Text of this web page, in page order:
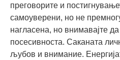
преговорите и
самоуверени, но не
нагласена, но внимавајте
посесивноста. Саканата
љубов и внимание.